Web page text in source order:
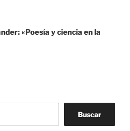
«Poesía y ciencia en la
Buscar